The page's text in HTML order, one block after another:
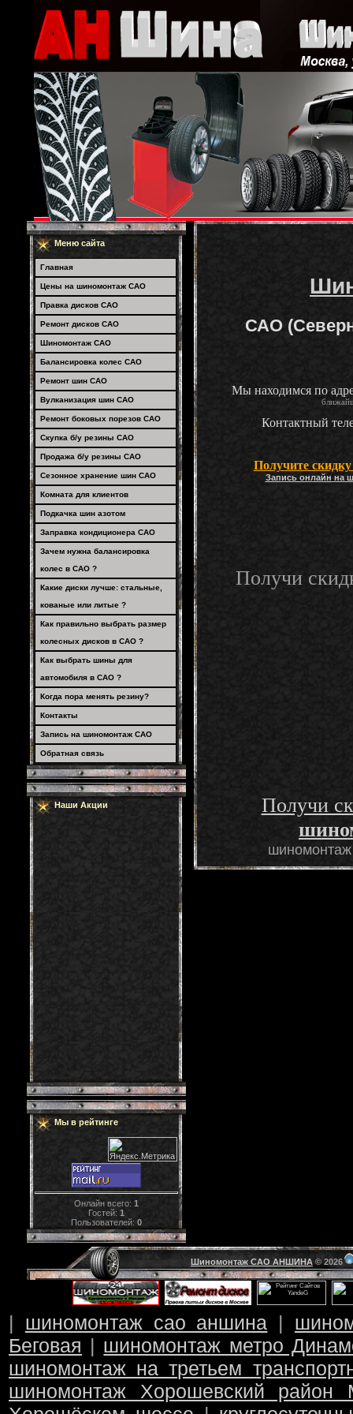
Меню сайта
Главная
Цены на шиномонтаж САО
Правка дисков САО
Ремонт дисков САО
Шиномонтаж САО
Балансировка колес САО
Ремонт шин САО
Вулканизация шин САО
Ремонт боковых порезов САО
Скупка б/у резины САО
Продажа б/у резины САО
Сезонное хранение шин САО
Комната для клиентов
Подкачка шин азотом
Заправка кондиционера САО
Зачем нужна балансировка
колес в САО ?
Какие диски лучше: стальные,
кованые или литые ?
Как правильно выбрать размер
колесных дисков в САО ?
Как выбрать шины для
автомобиля в САО ?
Когда пора менять резину?
Контакты
Запись на шиномонтаж САО
Обратная связь
Наши Акции
Мы в рейтинге
Онлайн всего: 1
Гостей: 1
Пользователей: 0
САО
Мы находимся по
Контактный
Получите
Запись онлайн на
Получи
Получи
Шиномонтаж САО АНШИНА © 2026
| шиномонтаж сао аншина |
Беговая | шиномонтаж метро
шиномонтаж на третьем
шиномонтаж Хорошевский район